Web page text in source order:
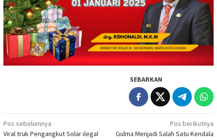
SEBARKAN
Navigasi
Pos sebelumnya
Viral truk Pengangkut Solar ilegal
Pos berikutnya
Gulma Menjadi Salah Satu Kendala